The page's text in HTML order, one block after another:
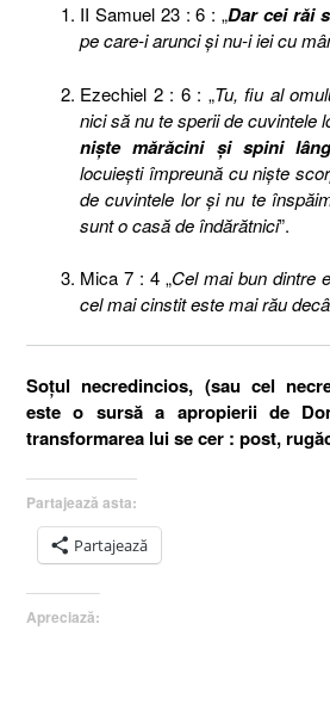
II Samuel 23 : 6 : „Dar cei răi
pe care-i arunci şi nu-i iei cu
Ezechiel 2 : 6 : „Tu, fiu al
nici să nu te sperii de cuvintele
nişte mărăcini şi spini
locuieşti împreună cu nişte
de cuvintele lor şi nu te
sunt o casă de îndărătnici”.
Mica 7 : 4 „Cel mai bun dintre
cel mai cinstit este mai rău
Soţul necredincios, (sau cel
este o sursă a apropierii de
transformarea lui se cer : post,
Partajează asta:
Partajează
Apreciază: